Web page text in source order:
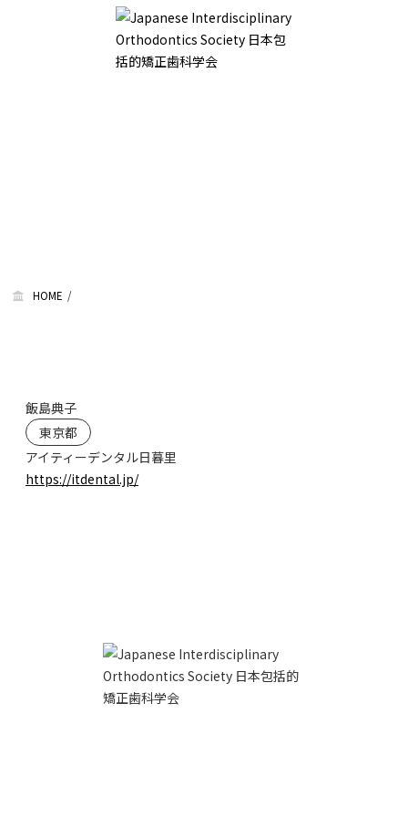
HOME
飯島典子
東京都
アイティーデンタル日暮里
https://itdental.jp/